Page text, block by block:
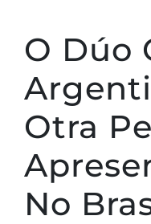
O Dúo
Otra
No